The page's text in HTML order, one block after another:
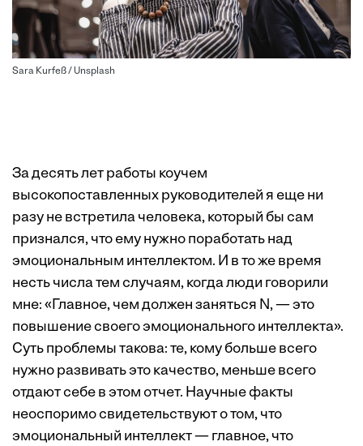
Sara Kurfeß / Unsplash
За десять лет работы коучем
высокопоставленных руководителей я еще ни
разу не встретила человека, который бы сам
признался, что ему нужно поработать над
эмоциональным интеллектом. И в то же время
несть числа тем случаям, когда люди говорили
мне: «Главное, чем должен заняться N, — это
повышение своего эмоционального интеллекта».
Суть проблемы такова: те, кому больше всего
нужно развивать это качество, меньше всего
отдают себе в этом отчет. Научные факты
неоспоримо свидетельствуют о том, что
эмоциональный интеллект — главное, что